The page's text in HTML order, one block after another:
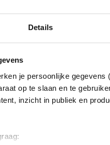
Details
je persoonlijke gegevens
op te slaan en te
inzicht in publiek en
(sendzimir